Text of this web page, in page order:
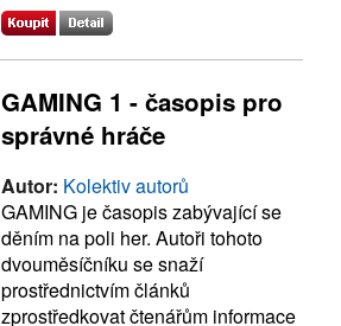
GAMING 1 - časopis pro
správné hráče
Autor: Kolektiv autorů
GAMING je časopis zabývající se
děním na poli her. Autoři tohoto
dvouměsíčníku se snaží
prostřednictvím článků
zprostředkovat čtenářům informace